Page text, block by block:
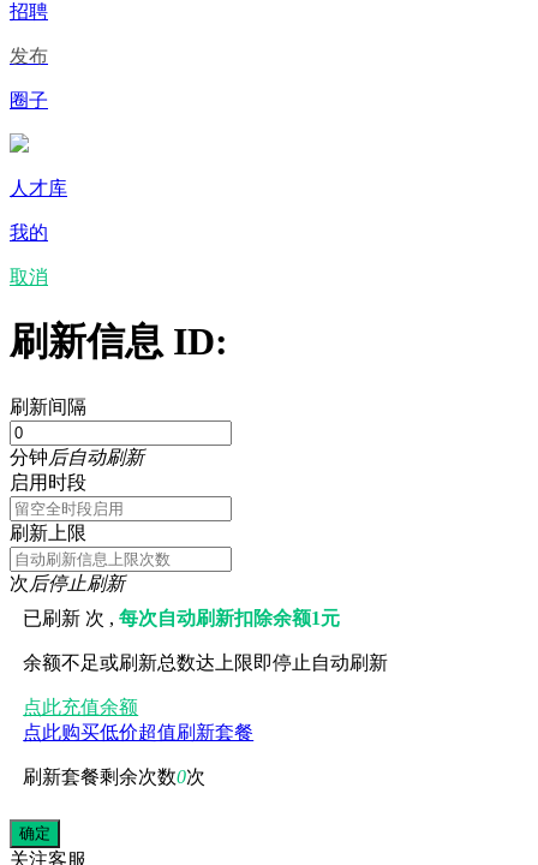
招聘
发布
圈子
人才库
我的
取消
刷新信息 ID:
刷新间隔
分钟后自动刷新
启用时段
刷新上限
次后停止刷新
已刷新 次 ,每次自动刷新扣除余额1元
余额不足或刷新总数达上限即停止自动刷新
点此充值余额
点此购买低价超值刷新套餐
刷新套餐剩余次数0次
关注客服